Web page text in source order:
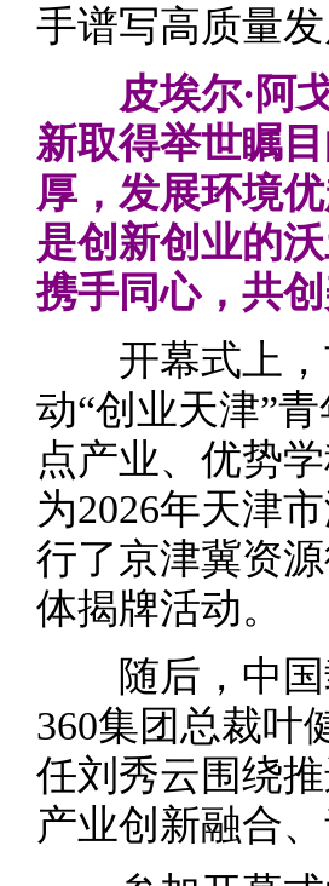
手谱写高质量
皮埃尔·阿
新取得举世瞩
厚，发展环境
是创新创业的
携手同心，共创
开幕式上，
动“创业天津”
点产业、优势
为2026年天津
行了京津冀资
体揭牌活动。
随后，中国
360集团总裁叶
任刘秀云围绕
产业创新融合